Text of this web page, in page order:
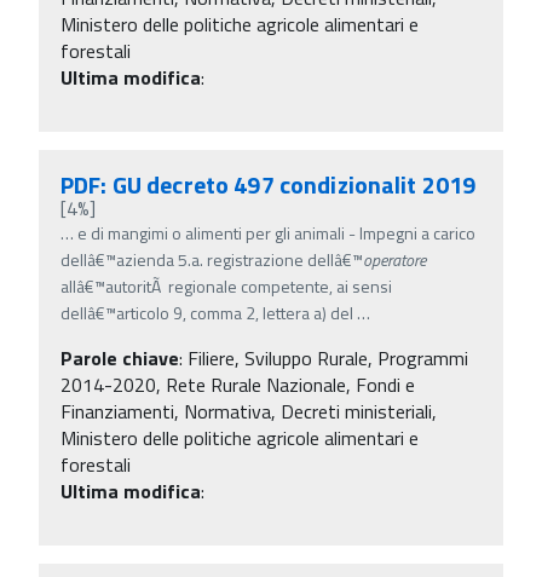
Ministero delle politiche agricole alimentari e
forestali
Ultima modifica:
PDF: GU decreto 497 condizionalit 2019
[4%]
… e di mangimi o alimenti per gli animali - Impegni a carico
dellâ€™azienda 5.a. registrazione dellâ€™operatore
allâ€™autoritÃ regionale competente, ai sensi
dellâ€™articolo 9, comma 2, lettera a) del …
Parole chiave: Filiere, Sviluppo Rurale, Programmi
2014-2020, Rete Rurale Nazionale, Fondi e
Finanziamenti, Normativa, Decreti ministeriali,
Ministero delle politiche agricole alimentari e
forestali
Ultima modifica: